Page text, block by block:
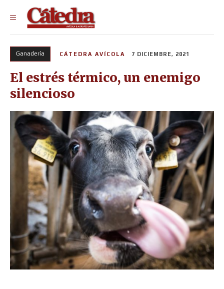
Ganadería CÁTEDRA AVÍCOLA 7 DICIEMBRE, 2021
El estrés térmico, un enemigo
silencioso